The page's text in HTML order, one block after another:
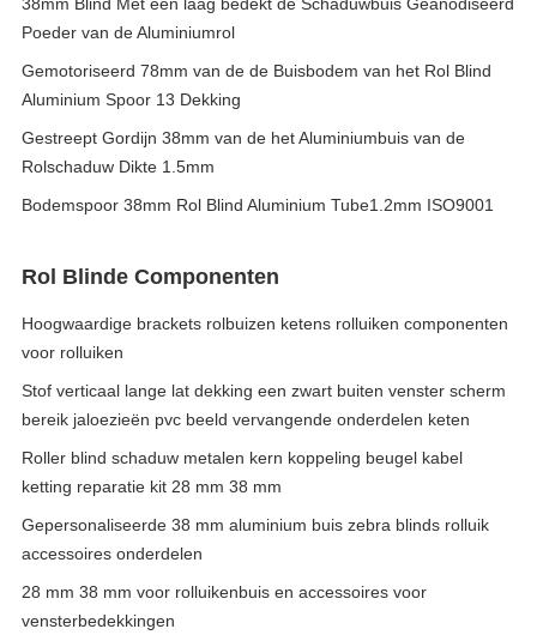
Poeder van de Aluminiumrol
Gemotoriseerd 78mm van de de Buisbodem van het Rol Blind
Aluminium Spoor 13 Dekking
Gestreept Gordijn 38mm van de het Aluminiumbuis van de
Rolschaduw Dikte 1.5mm
Bodemspoor 38mm Rol Blind Aluminium Tube1.2mm ISO9001
Rol Blinde Componenten
Hoogwaardige brackets rolbuizen ketens rolluiken componenten
voor rolluiken
Stof verticaal lange lat dekking een zwart buiten venster scherm
bereik jaloezieën pvc beeld vervangende onderdelen keten
Roller blind schaduw metalen kern koppeling beugel kabel
ketting reparatie kit 28 mm 38 mm
Gepersonaliseerde 38 mm aluminium buis zebra blinds rolluik
accessoires onderdelen
28 mm 38 mm voor rolluikenbuis en accessoires voor
vensterbedekkingen